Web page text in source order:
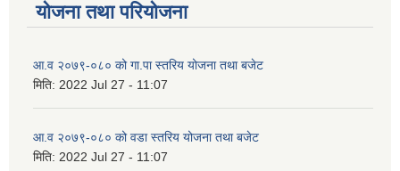
योजना तथा परियोजना
आ.व २०७९-०८० को गा.पा स्तरिय योजना तथा बजेट
मिति: 2022 Jul 27 - 11:07
आ.व २०७९-०८० को वडा स्तरिय योजना तथा बजेट
मिति: 2022 Jul 27 - 11:07